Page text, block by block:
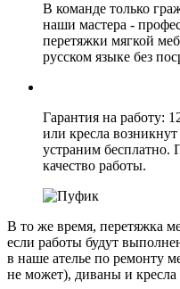
В команде только
наши мастера -
перетяжки мягкой
русском языке без
Гарантия на работу:
или кресла
устраним бесплатно.
качество работы.
В то же время, перетяжка
если работы будут
в наше ателье по ремонту
не может), диваны и кресла